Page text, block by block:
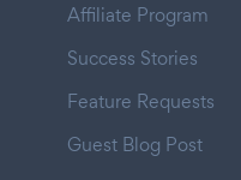
Affiliate Program
Success Stories
Feature Requests
Guest Blog Post